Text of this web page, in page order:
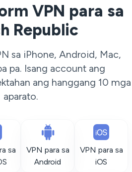
VPN para sa
Republic
sa iPhone, Android, Mac,
pa. Isang account ang
ang hanggang 10 mga
aparato.
sa
VPN para sa
Android
VPN para sa
iOS